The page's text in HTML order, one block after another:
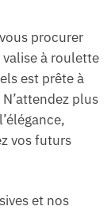
procurer
à roulette
est prête à
plus
vos futurs
et nos